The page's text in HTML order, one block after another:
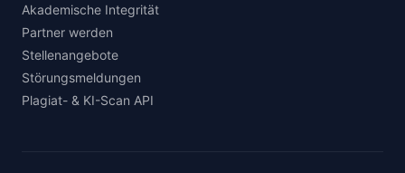
Akademische Integrität
Partner werden
Stellenangebote
Störungsmeldungen
Plagiat- & KI-Scan API